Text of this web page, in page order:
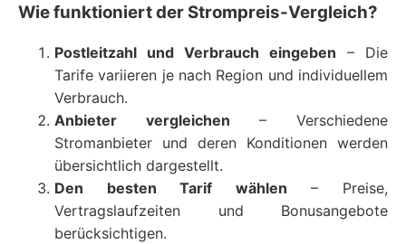
Wie funktioniert der Strompreis-Vergleich?
Postleitzahl und Verbrauch eingeben – Die
Tarife variieren je nach Region und individuellem
Verbrauch.
Anbieter vergleichen – Verschiedene
Stromanbieter und deren Konditionen werden
übersichtlich dargestellt.
Den besten Tarif wählen – Preise,
Vertragslaufzeiten und Bonusangebote
berücksichtigen.